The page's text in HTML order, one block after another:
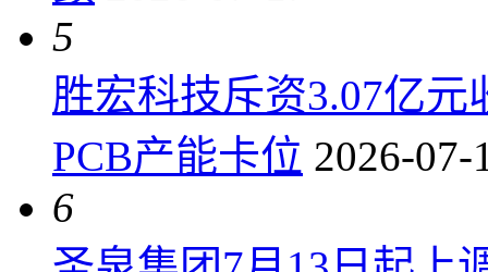
5
胜宏科技斥资3.07亿
PCB产能卡位 2026-07-
6